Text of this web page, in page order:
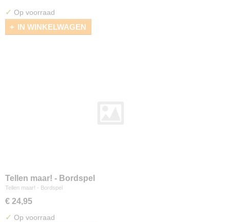
✓ Op voorraad
IN WINKELWAGEN
Tellen maar! - Bordspel
Tellen maar! - Bordspel
€ 24,95
✓ Op voorraad